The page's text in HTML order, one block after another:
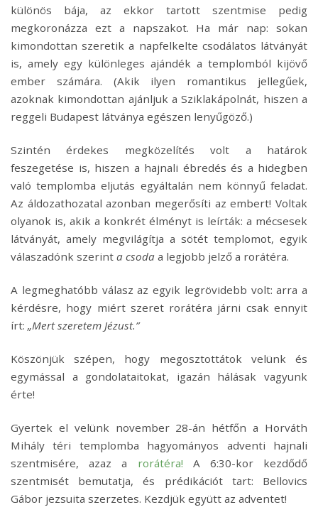
különös bája, az ekkor tartott szentmise pedig
megkoronázza ezt a napszakot. Ha már nap: sokan
kimondottan szeretik a napfelkelte csodálatos látványát
is, amely egy különleges ajándék a templomból kijövő
ember számára. (Akik ilyen romantikus jellegűek,
azoknak kimondottan ajánljuk a Sziklakápolnát, hiszen a
reggeli Budapest látványa egészen lenyűgöző.)
Szintén érdekes megközelítés volt a határok
feszegetése is, hiszen a hajnali ébredés és a hidegben
való templomba eljutás egyáltalán nem könnyű feladat.
Az áldozathozatal azonban megerősíti az embert! Voltak
olyanok is, akik a konkrét élményt is leírták: a mécsesek
látványát, amely megvilágítja a sötét templomot, egyik
válaszadónk szerint a csoda a legjobb jelző a rorátéra.
A legmeghatóbb válasz az egyik legrövidebb volt: arra a
kérdésre, hogy miért szeret rorátéra járni csak ennyit
írt: „Mert szeretem Jézust.”
Köszönjük szépen, hogy megosztottátok velünk és
egymással a gondolataitokat, igazán hálásak vagyunk
érte!
Gyertek el velünk november 28-án hétfőn a Horváth
Mihály téri templomba hagyományos adventi hajnali
szentmisére, azaz a rorátéra! A 6:30-kor kezdődő
szentmisét bemutatja, és prédikációt tart: Bellovics
Gábor jezsuita szerzetes. Kezdjük együtt az adventet!